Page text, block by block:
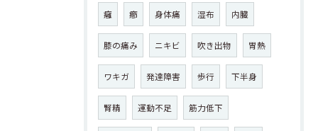
癰 癤 身体痛 湿布 内臓
膝の痛み ニキビ 吹き出物 胃熱
ワキガ 発達障害 歩行 下半身
腎精 運動不足 筋力低下